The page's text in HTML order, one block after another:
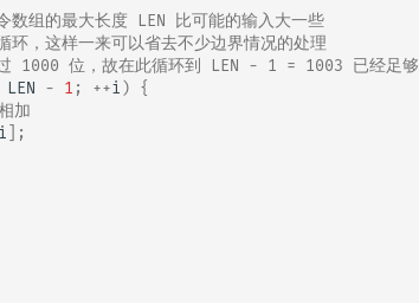
组的最大长度 LEN 比可能的输入大一些
，这样一来可以省去不少边界情况的处理
1000 位，故在此循环到 LEN - 1 = 1003 已经足够
LEN - 1 ; ++i) {
加
i ];